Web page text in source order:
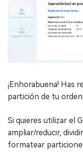
¡Enhorabuena! Has
partición de tu
Si quieres utilizar el
ampliar/reducir,
formatear